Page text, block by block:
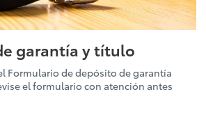
garantía y título
Formulario de depósito de garantía
el formulario con atención antes